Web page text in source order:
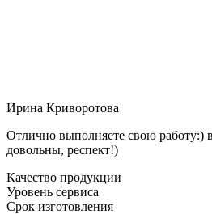
Ирина Криворотова
Отлично выполняете свою работу:)
довольны, респект!)
Качество продукции
Уровень сервиса
Срок изготовления